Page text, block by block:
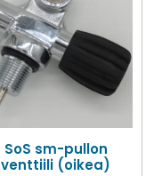
SoS sm-pullon
venttiili (oikea)